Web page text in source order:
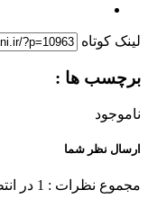
لینک کوتاه
برچسب ها :
ناموجود
ارسال نظر شما
مجموع نظرات : 1 در